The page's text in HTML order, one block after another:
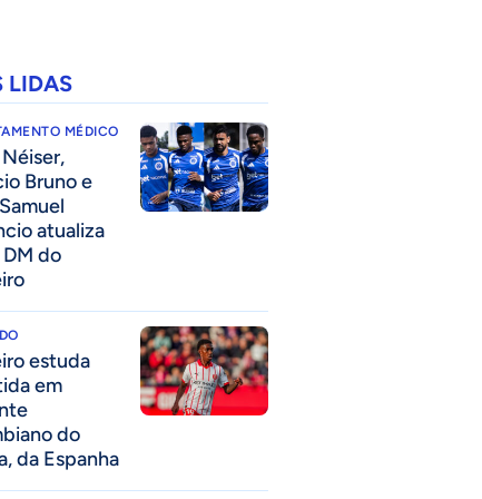
LIDAS
MÉDICO
Bruno e
atualiza
do
estuda
em
do
da Espanha